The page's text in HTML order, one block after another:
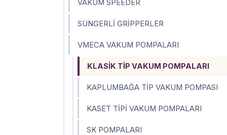
VAKUM SPEEDER
SÜNGERLİ GRİPPERLER
VMECA VAKUM POMPALARI
KLASİK TİP VAKUM POMPALARI
KAPLUMBAĞA TİP VAKUM POMPASI
KASET TİPİ VAKUM POMPALARI
SK POMPALARI